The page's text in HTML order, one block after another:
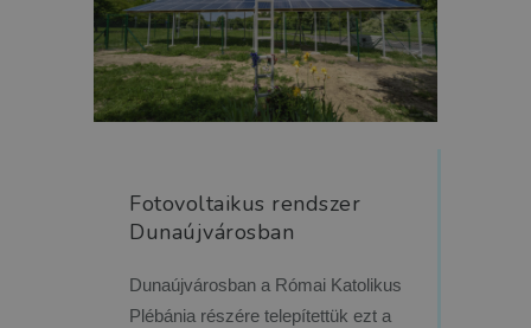
Fotovoltaikus rendszer
Dunaújvárosban
Dunaújvárosban a Római Katolikus
Plébánia részére telepítettük ezt a